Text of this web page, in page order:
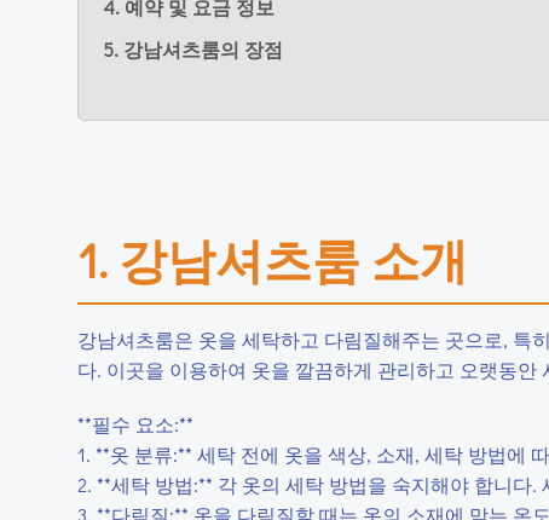
4. 예약 및 요금 정보
5. 강남셔츠룸의 장점
1. 강남셔츠룸 소개
강남셔츠룸은 옷을 세탁하고 다림질해주는 곳으로, 특
다. 이곳을 이용하여 옷을 깔끔하게 관리하고 오랫동
**필수 요소:**
1. **옷 분류:** 세탁 전에 옷을 색상, 소재, 세탁 방법에
2. **세탁 방법:** 각 옷의 세탁 방법을 숙지해야 합니
3. **다림질:** 옷을 다림질할 때는 옷의 소재에 맞는 온